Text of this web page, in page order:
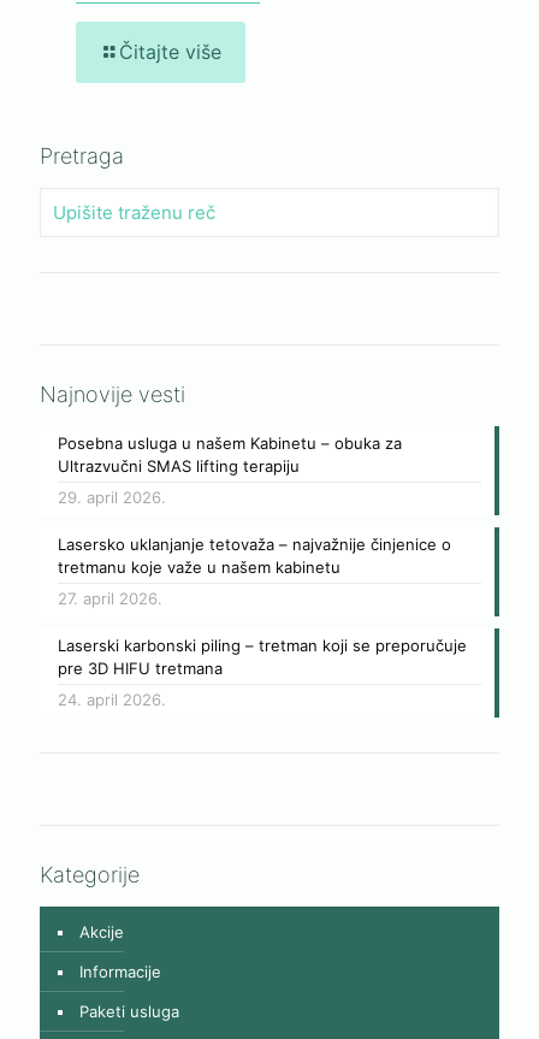
Čitajte više
Pretraga
Najnovije vesti
Posebna usluga u našem Kabinetu – obuka za
Ultrazvučni SMAS lifting terapiju
29. april 2026.
Lasersko uklanjanje tetovaža – najvažnije činjenice o
tretmanu koje važe u našem kabinetu
27. april 2026.
Laserski karbonski piling – tretman koji se preporučuje
pre 3D HIFU tretmana
24. april 2026.
Kategorije
Akcije
Informacije
Paketi usluga